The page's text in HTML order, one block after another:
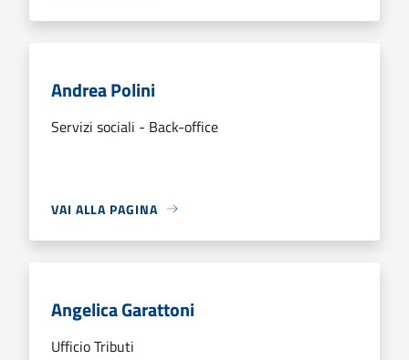
Andrea Polini
Servizi sociali - Back-office
VAI ALLA PAGINA
Angelica Garattoni
Ufficio Tributi